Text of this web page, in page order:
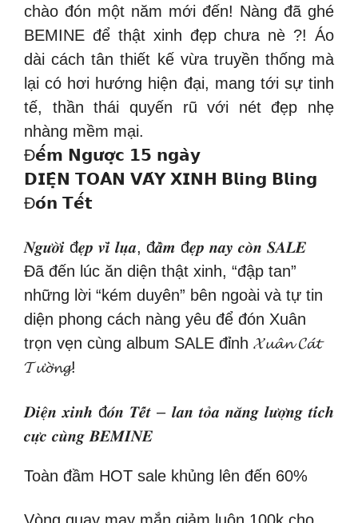
chào đón một năm mới đến! Nàng đã ghé
BEMINE để thật xinh đẹp chưa nè ?! Áo
dài cách tân thiết kế vừa truyền thống mà
lại có hơi hướng hiện đại, mang tới sự tinh
tế, thần thái quyến rũ với nét đẹp nhẹ
nhàng mềm mại.
Đ𝗲̂́𝗺 𝗡𝗴𝘂̛𝗼̛̣𝗰 𝟭𝟱 𝗻𝗴𝗮̀𝘆
𝗗𝗜𝗘̣̂𝗡 𝗧𝗢𝗔̀𝗡 𝗩𝗔́𝗬 𝗫𝗜𝗡𝗛 𝗕𝗹𝗶𝗻𝗴 𝗕𝗹𝗶𝗻𝗴
Đ𝗼́𝗻 𝗧𝗲̂́𝘁
𝑵𝒈𝒖̛𝒐̛̀𝒊 đ𝒆̣𝒑 𝒗𝒊̀ 𝒍𝒖̣𝒂, đ𝒂̂̀𝒎 đ𝒆̣𝒑 𝒏𝒂𝒚 𝒄𝒐̀𝒏 𝑺𝑨𝑳𝑬
Đã đến lúc ăn diện thật xinh, “đập tan”
những lời “kém duyên” bên ngoài và tự tin
diện phong cách nàng yêu để đón Xuân
trọn vẹn cùng album SALE đỉnh 𝓧𝓾𝓪̂𝓷 𝓒𝓪́𝓽
𝓣𝓾̛𝓸̛̀𝓷𝓰!
𝑫𝒊𝒆̣̂𝒏 𝒙𝒊𝒏𝒉 đ𝒐́𝒏 𝑻𝒆̂́𝒕 – 𝒍𝒂𝒏 𝒕𝒐̉𝒂 𝒏𝒂̆𝒏𝒈 𝒍𝒖̛𝒐̛̣𝒏𝒈 𝒕𝒊́𝒄𝒉
𝒄𝒖̛̣𝒄 𝒄𝒖̀𝒏𝒈 𝑩𝑬𝑴𝑰𝑵𝑬
Toàn đầm HOT sale khủng lên đến 60%